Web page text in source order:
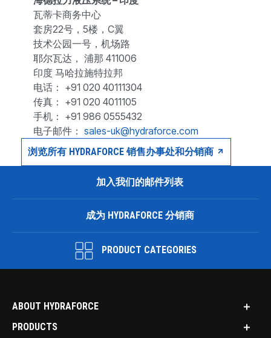
瓦蒂卡商务中心
套房22号，5楼，C翼
技术公园一号，机场路
耶尔瓦达， 浦那 411006
印度 马哈拉施特拉邦
电话： +91 020 40111304
传真： +91 020 4011105
手机： +91 986 0555432
电子邮件： sales-uk@hydraforce.com
浏览所有 HYDRAFORCE 销售办事处和分销商
加入我们的邮件列表
成为 HYDRAFORCE 分销商
PRODUCT CATEGORIES
ABOUT HYDRAFORCE
PRODUCTS